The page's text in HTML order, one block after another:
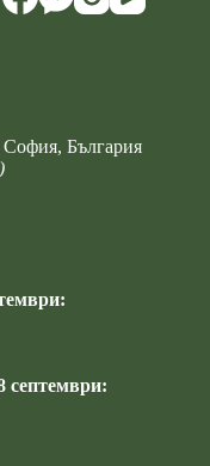
София, България
септември: